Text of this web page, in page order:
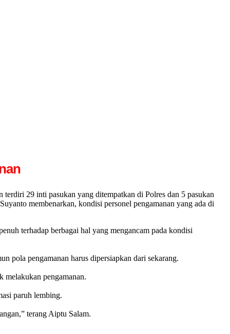
29 inti pasukan yang ditempatkan di Polres dan 5 pasukan
membenarkan, kondisi personel pengamanan yang ada di
terhadap berbagai hal yang mengancam pada kondisi
pola pengamanan harus dipersiapkan dari sekarang.
melakukan pengamanan.
paruh lembing.
terang Aiptu Salam.